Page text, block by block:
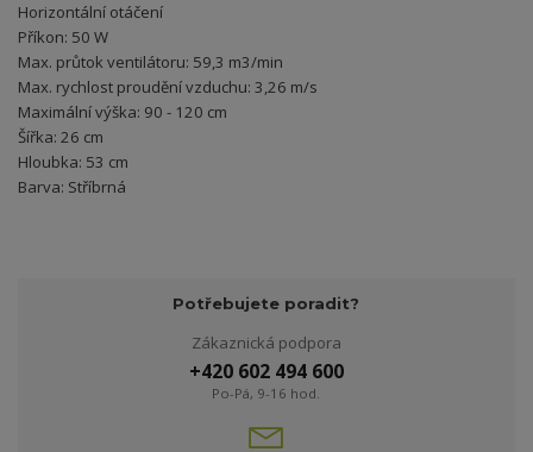
Horizontální otáčení
Příkon: 50 W
Max. průtok ventilátoru: 59,3 m3/min
Max. rychlost proudění vzduchu: 3,26 m/s
Maximální výška: 90 - 120 cm
Šířka: 26 cm
Hloubka: 53 cm
Barva: Stříbrná
Potřebujete poradit?
Zákaznická podpora
+420 602 494 600
Po-Pá, 9-16 hod.